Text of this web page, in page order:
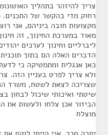
צריך להיזהר בתהליך
רחוק מדי בהקשר של התכנים.
מקצועות חובה ביניהם, אני
מאוד במערכת החינוך, זה
ליברליים וחינוך לערכים
הדברים האלה הם בתוך
כאן אנגלית ומתמטיקה כי
ולא צריך לפרט בעניין הזה.
שצריכה לצאת לשטח, משרד
שיטתי ואיכותי שיכול לבחון
הביזור אכן צלחו ולעשות את
מוצלח